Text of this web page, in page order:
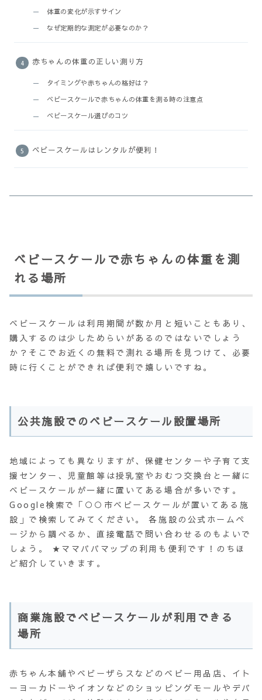
体重の変化が示すサイン
なぜ定期的な測定が必要なのか？
赤ちゃんの体重の正しい測り方
タイミングや赤ちゃんの格好は？
ベビースケールで赤ちゃんの体重を測る時の注意点
ベビースケール選びのコツ
ベビースケールはレンタルが便利！
ベビースケールで赤ちゃんの体重を測
れる場所
ベビースケールは利用期間が数か月と短いこともあり、
購入するのは少しためらいがあるのではないでしょう
か？そこでお近くの無料で測れる場所を見つけて、必要
時に行くことができれば便利で嬉しいですね。
公共施設でのベビースケール設置場所
地域によっても異なりますが、保健センターや子育て支
援センター、児童館等は授乳室やおむつ交換台と一緒に
ベビースケールが一緒に置いてある場合が多いです。
Google検索で「○○市ベビースケールが置いてある施
設」で検索してみてください。 各施設の公式ホームペ
ージから調べるか、直接電話で問い合わせるのもよいで
しょう。 ★ママパパマップの利用も便利です！のちほ
ど紹介していきます。
商業施設でベビースケールが利用できる
場所
赤ちゃん本舗やベビーザらスなどのベビー用品店、イト
ーヨーカドーやイオンなどのショッピングモールやデパ